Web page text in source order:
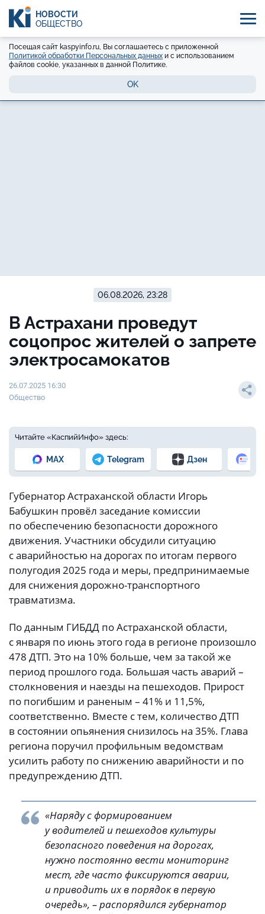
НОВОСТИ
ОБЩЕСТВО
Посещая сайт kaspyinfo.ru, Вы соглашаетесь с приложенной
Политикой обработки Персональных данных и с использованием
файлов cookie, указанных в данной Политике.
OK
06.08.2026, 23:28
В Астрахани проведут
соцопрос жителей о запрете
электросамокатов
26.07.2025 16:30
Общество
Читайте «КаспийИнфо» здесь:
MAX Telegram Дзен
Губернатор Астраханской области Игорь
Бабушкин провёл заседание комиссии
по обеспечению безопасности дорожного
движения. Участники обсудили ситуацию
с аварийностью на дорогах по итогам первого
полугодия 2025 года и меры, предпринимаемые
для снижения дорожно-транспортного
травматизма.
По данным ГИБДД по Астраханской области,
с января по июнь этого года в регионе произошло
478 ДТП. Это на 10% больше, чем за такой же
период прошлого года. Большая часть аварий –
столкновения и наезды на пешеходов. Прирост
по погибшим и раненым – 41% и 11,5%,
соответственно. Вместе с тем, количество ДТП
в состоянии опьянения снизилось на 35%. Глава
региона поручил профильным ведомствам
усилить работу по снижению аварийности и по
предупреждению ДТП.
«Наряду с формированием
у водителей и пешеходов культуры
безопасного поведения на дорогах,
нужно постоянно вести мониторинг
мест, где часто фиксируются аварии,
и приводить их в порядок в первую
очередь», – распорядился губернатор